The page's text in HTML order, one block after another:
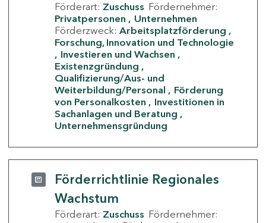
Förderart: Zuschuss Fördernehmer:
Privatpersonen
Unternehmen
Förderzweck: Arbeitsplatzförderung
Forschung, Innovation und Technologie
Investieren und Wachsen
Existenzgründung
Qualifizierung/Aus- und
Weiterbildung/Personal
Förderung
von Personalkosten
Investitionen in
Sachanlagen und Beratung
Unternehmensgründung
Förderrichtlinie Regionales
Wachstum
Förderart: Zuschuss Fördernehmer: